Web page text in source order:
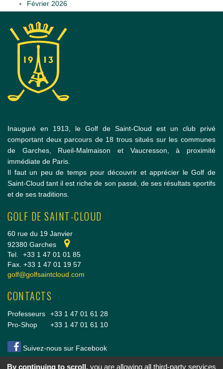
Février 2026
Inauguré en 1913, le Golf de Saint-Cloud est un club privé
comportant deux parcours de 18 trous situés sur les communes
de Garches, Rueil-Malmaison et Vaucresson, à proximité
immédiate de Paris.
Il faut un peu de temps pour découvrir et apprécier le Golf de
Saint-Cloud tant il est riche de son passé, de ses résultats sportifs
et de ses traditions.
GOLF DE SAINT-CLOUD
60 rue du 19 Janvier
92380 Garches
Tel.
+33 1 47 01 01 85
Fax. +33 1 47 01 19 57
golf@golfsaintcloud.com
CONTACTS
Professeurs
+33 1 47 01 61 28
Pro-Shop
+33 1 47 01 61 10
Suivez-nous sur Facebook
By continuing to scroll, you are allowing all third-party services